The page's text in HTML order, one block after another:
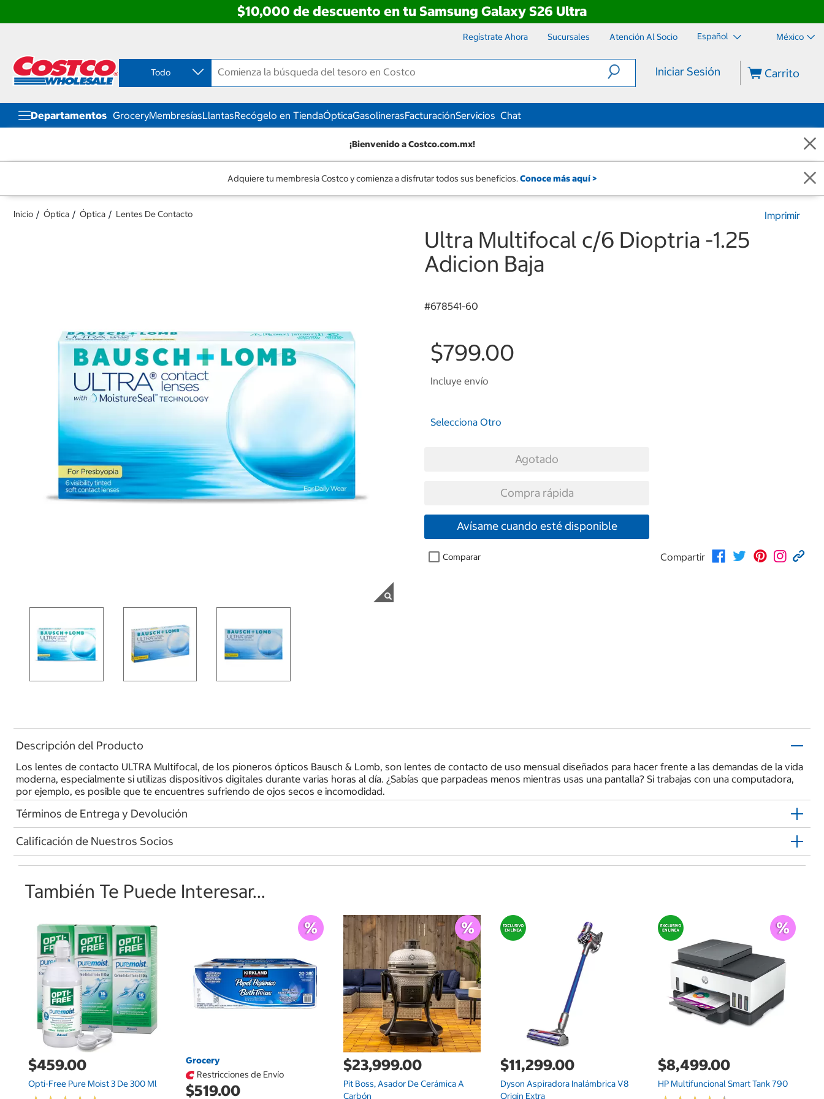
$10,000 de descuento en tu Samsung Galaxy S26 Ultra
contenido
menú
navegación
Regístrate Ahora Sucursales Atención Al Socio Español México
Todo Iniciar Sesión Carrito
Departamentos GroceryMembresíasLlantasRecógelo en TiendaÓpticaGasolinerasFacturaciónServicios Chat
¡Bienvenido a Costco.com.mx!
Adquiere tu membresía Costco y comienza a disfrutar todos sus beneficios. Conoce más aquí >
Inicio Óptica Óptica Lentes De Contacto Imprimir
Ultra Multifocal c/6 Dioptria -1.25
Adicion Baja
#678541-60
$799.00
Incluye envío
Selecciona Otro
Agotado
Compra rápida
Avísame cuando esté disponible
Comparar Compartir
Descripción del Producto
Los lentes de contacto ULTRA Multifocal, de los pioneros ópticos Bausch & Lomb, son lentes de contacto de uso mensual diseñados para hacer frente a las demandas de la vida
moderna, especialmente si utilizas dispositivos digitales durante varias horas al día. ¿Sabías que parpadeas menos mientras usas una pantalla? Si trabajas con una computadora,
por ejemplo, es posible que te encuentres sufriendo de ojos secos e incomodidad.
Términos de Entrega y Devolución
Calificación de Nuestros Socios
También Te Puede Interesar...
$459.00
Opti-Free Pure Moist 3 De 300 Ml
Grocery
Restricciones de Envío
$519.00
$23,999.00
Pit Boss, Asador De Cerámica A
Carbón
$11,299.00
Dyson Aspiradora Inalámbrica V8
Origin Extra
$8,499.00
HP Multifuncional Smart Tank 790